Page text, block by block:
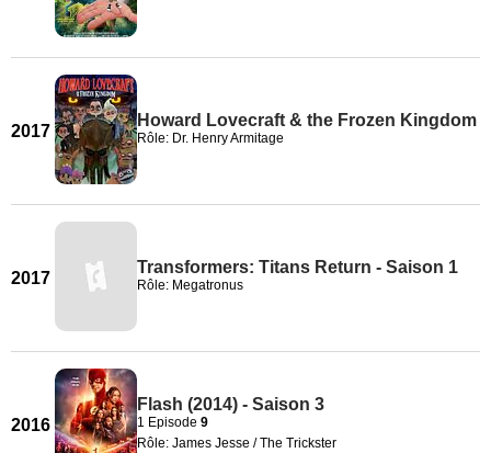
2017
Howard Lovecraft & the Frozen Kingdom
Rôle: Dr. Henry Armitage
2017
Transformers: Titans Return - Saison 1
Rôle: Megatronus
2016
Flash (2014) - Saison 3
1 Episode 9
Rôle: James Jesse / The Trickster